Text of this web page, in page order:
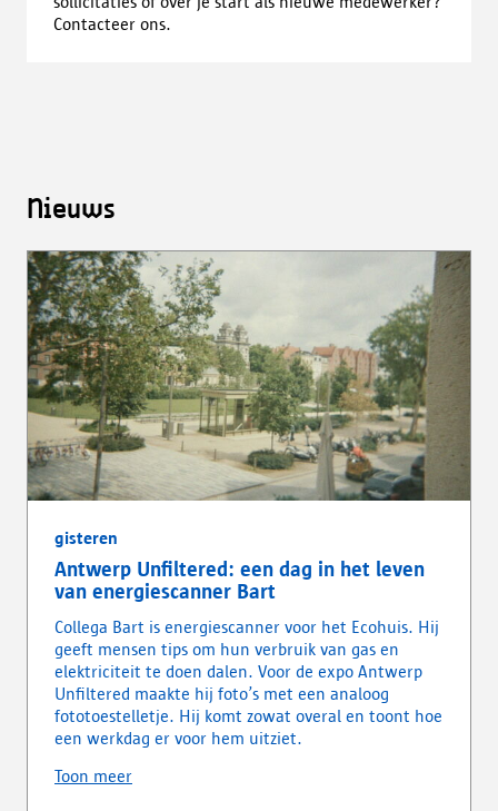
Contacteer ons.
Nieuws
gisteren
Antwerp Unfiltered: een dag in het leven
van energiescanner Bart
Collega Bart is energiescanner voor het Ecohuis. Hij
geeft mensen tips om hun verbruik van gas en
elektriciteit te doen dalen. Voor de expo Antwerp
Unfiltered maakte hij foto’s met een analoog
fototoestelletje. Hij komt zowat overal en toont hoe
een werkdag er voor hem uitziet.
Toon meer